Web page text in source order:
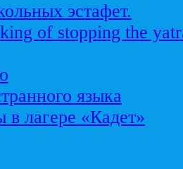
эстафет.
of stopping the
языка
в лагере «Кадет»